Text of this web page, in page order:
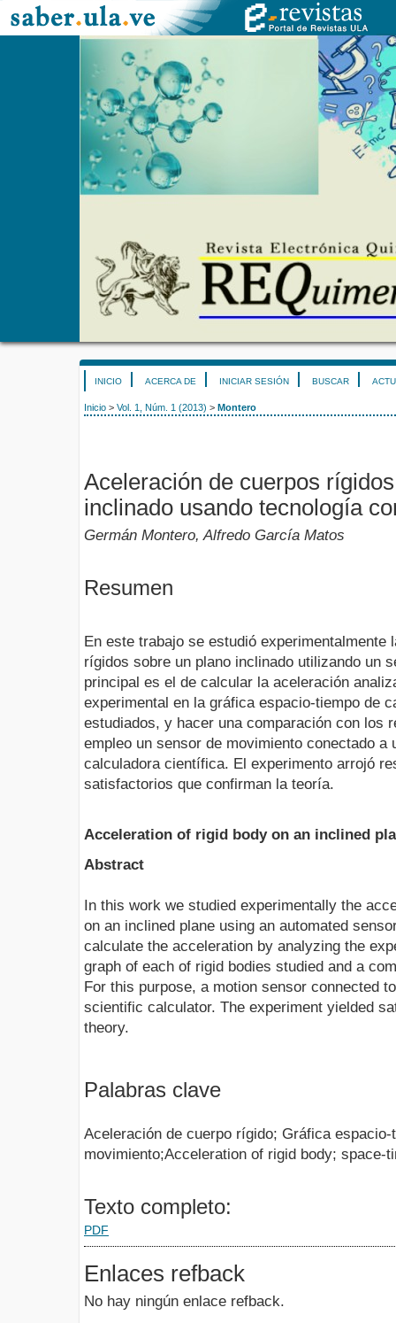
INICIO ACERCA DE INICIAR SESIÓN BUSCAR
Inicio > Vol. 1, Núm. 1 (2013) > Montero
Aceleración de cuerpos
inclinado usando tecnología
Germán Montero, Alfredo García Matos
Resumen
En este trabajo se estudió experimentalmente
rígidos sobre un plano inclinado utilizando un
principal es el de calcular la aceleración
experimental en la gráfica espacio-tiempo de
estudiados, y hacer una comparación con los
empleo un sensor de movimiento conectado a
calculadora científica. El experimento arrojó
satisfactorios que confirman la teoría.
Acceleration of rigid body on an inclined
Abstract
In this work we studied experimentally the
on an inclined plane using an automated
calculate the acceleration by analyzing the
graph of each of rigid bodies studied and a
For this purpose, a motion sensor connected
scientific calculator. The experiment yielded
theory.
Palabras clave
Aceleración de cuerpo rígido; Gráfica
movimiento;Acceleration of rigid body; space-
Texto completo:
PDF
Enlaces refback
No hay ningún enlace refback.